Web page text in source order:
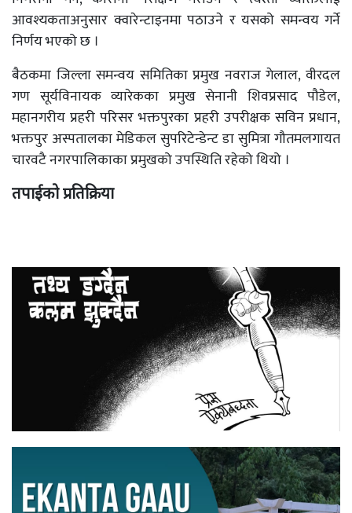
आवश्यकताअनुसार क्वारेन्टाइनमा पठाउने र यसको समन्वय गर्ने
निर्णय भएको छ ।
बैठकमा जिल्ला समन्वय समितिका प्रमुख नवराज गेलाल, वीरदल
गण सूर्यविनायक व्यारेकका प्रमुख सेनानी शिवप्रसाद पौडेल,
महानगरीय प्रहरी परिसर भक्तपुरका प्रहरी उपरीक्षक सविन प्रधान,
भक्तपुर अस्पतालका मेडिकल सुपरिटेन्डेन्ट डा सुमित्रा गौतमलगायत
चारवटै नगरपालिकाका प्रमुखको उपस्थिति रहेको थियो ।
तपाईको प्रतिक्रिया